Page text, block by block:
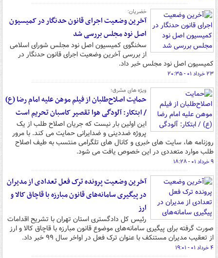
خضریان:
آخرین وضعیت اجرای قانون حدنگار در کمیسیون
اصل نود مجلس بررسی شد
سخنگوی کمیسیون اصل نود مجلس شورای اسلامی
از بررسی آخرین وضعیت اجرای قانون حدنگار در
کمیسیون اصل نود مجلس خبر داد.
۲۳ خرداد ۰۱ - ۲۰:۳۵
ویژه های مشرق؛
حمایت اصلاح‌طلبان از فیلم موهن علیه امام رضا (ع)
/ ابتکار: آلودگی هوا تقصیر کاسبان تحریم است
این اولین بار نیست که جریان اصلاح طلب از یک
پروژه ضددینی و ضدایرانی حمایت می کند. با مرور
روزنامه ها، سایت های خبری و کانال های تلگرامی منتسب به طیف اصلاح
طلب موارد متعددی در این خصوص یافت می شود.
۹ خرداد ۰۱ - ۱۸:۲۸
آخرین وضعیت پرونده ترک فعل تعدادی از مدیران
در پیگیری سامانه‌های قانون مبارزه با قاچاق کالا و
ارز
رئیس کل دادگستری استان تهران با تشریح اقدامات
صورت گرفته برای پیگیری سامانه‌های موضوع قانون مبارزه با قاچاق کالا و ارز
از تعقیب مدیران مستنکف با عنوان ترک فعل در اواخر سال ۹۹ خبر داد.
۴ خرداد ۰۱ - ۱۹:۰۱